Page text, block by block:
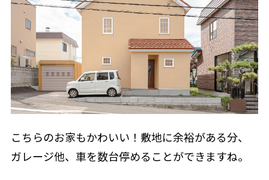
こちらのお家もかわいい！敷地に余裕がある分、
ガレージ他、車を数台停めることができますね。